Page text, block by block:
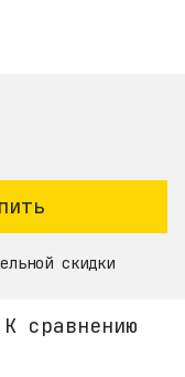
скидки
К сравнению